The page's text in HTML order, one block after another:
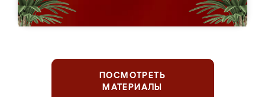
ПОСМОТРЕТЬ
МАТЕРИАЛЫ